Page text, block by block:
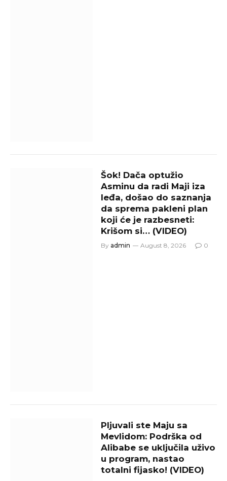
Šok! Dača optužio
Asminu da radi Maji iza
leđa, došao do saznanja
da sprema pakleni plan
koji će je razbesneti:
Krišom si… (VIDEO)
By admin August 8, 2026 0
Pljuvali ste Maju sa
Mevlidom: Podrška od
Alibabe se uključila uživo
u program, nastao
totalni fijasko! (VIDEO)